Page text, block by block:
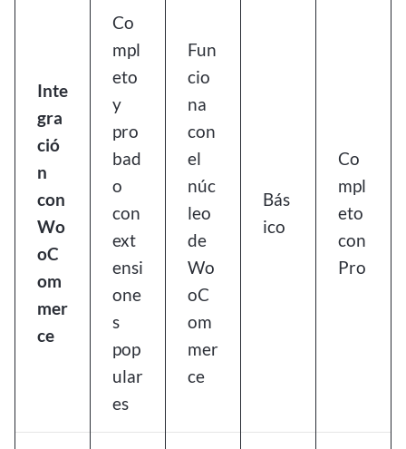
Inte
gra
ció
n
con
Wo
oC
om
mer
ce
Co
mpl
eto
y
pro
bad
o
con
ext
ensi
one
s
pop
ular
es
Fun
cio
na
con
el
núc
leo
de
Wo
oC
om
mer
ce
Bás
ico
Co
mpl
eto
con
Pro